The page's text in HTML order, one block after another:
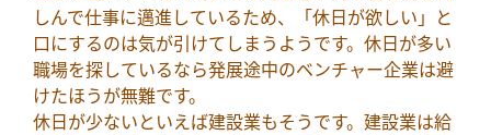
しんで仕事に邁進しているため、「休日が欲しい」と
口にするのは気が引けてしまうようです。休日が多い
職場を探しているなら発展途中のベンチャー企業は避
けたほうが無難です。
休日が少ないといえば建設業もそうです。建設業は給